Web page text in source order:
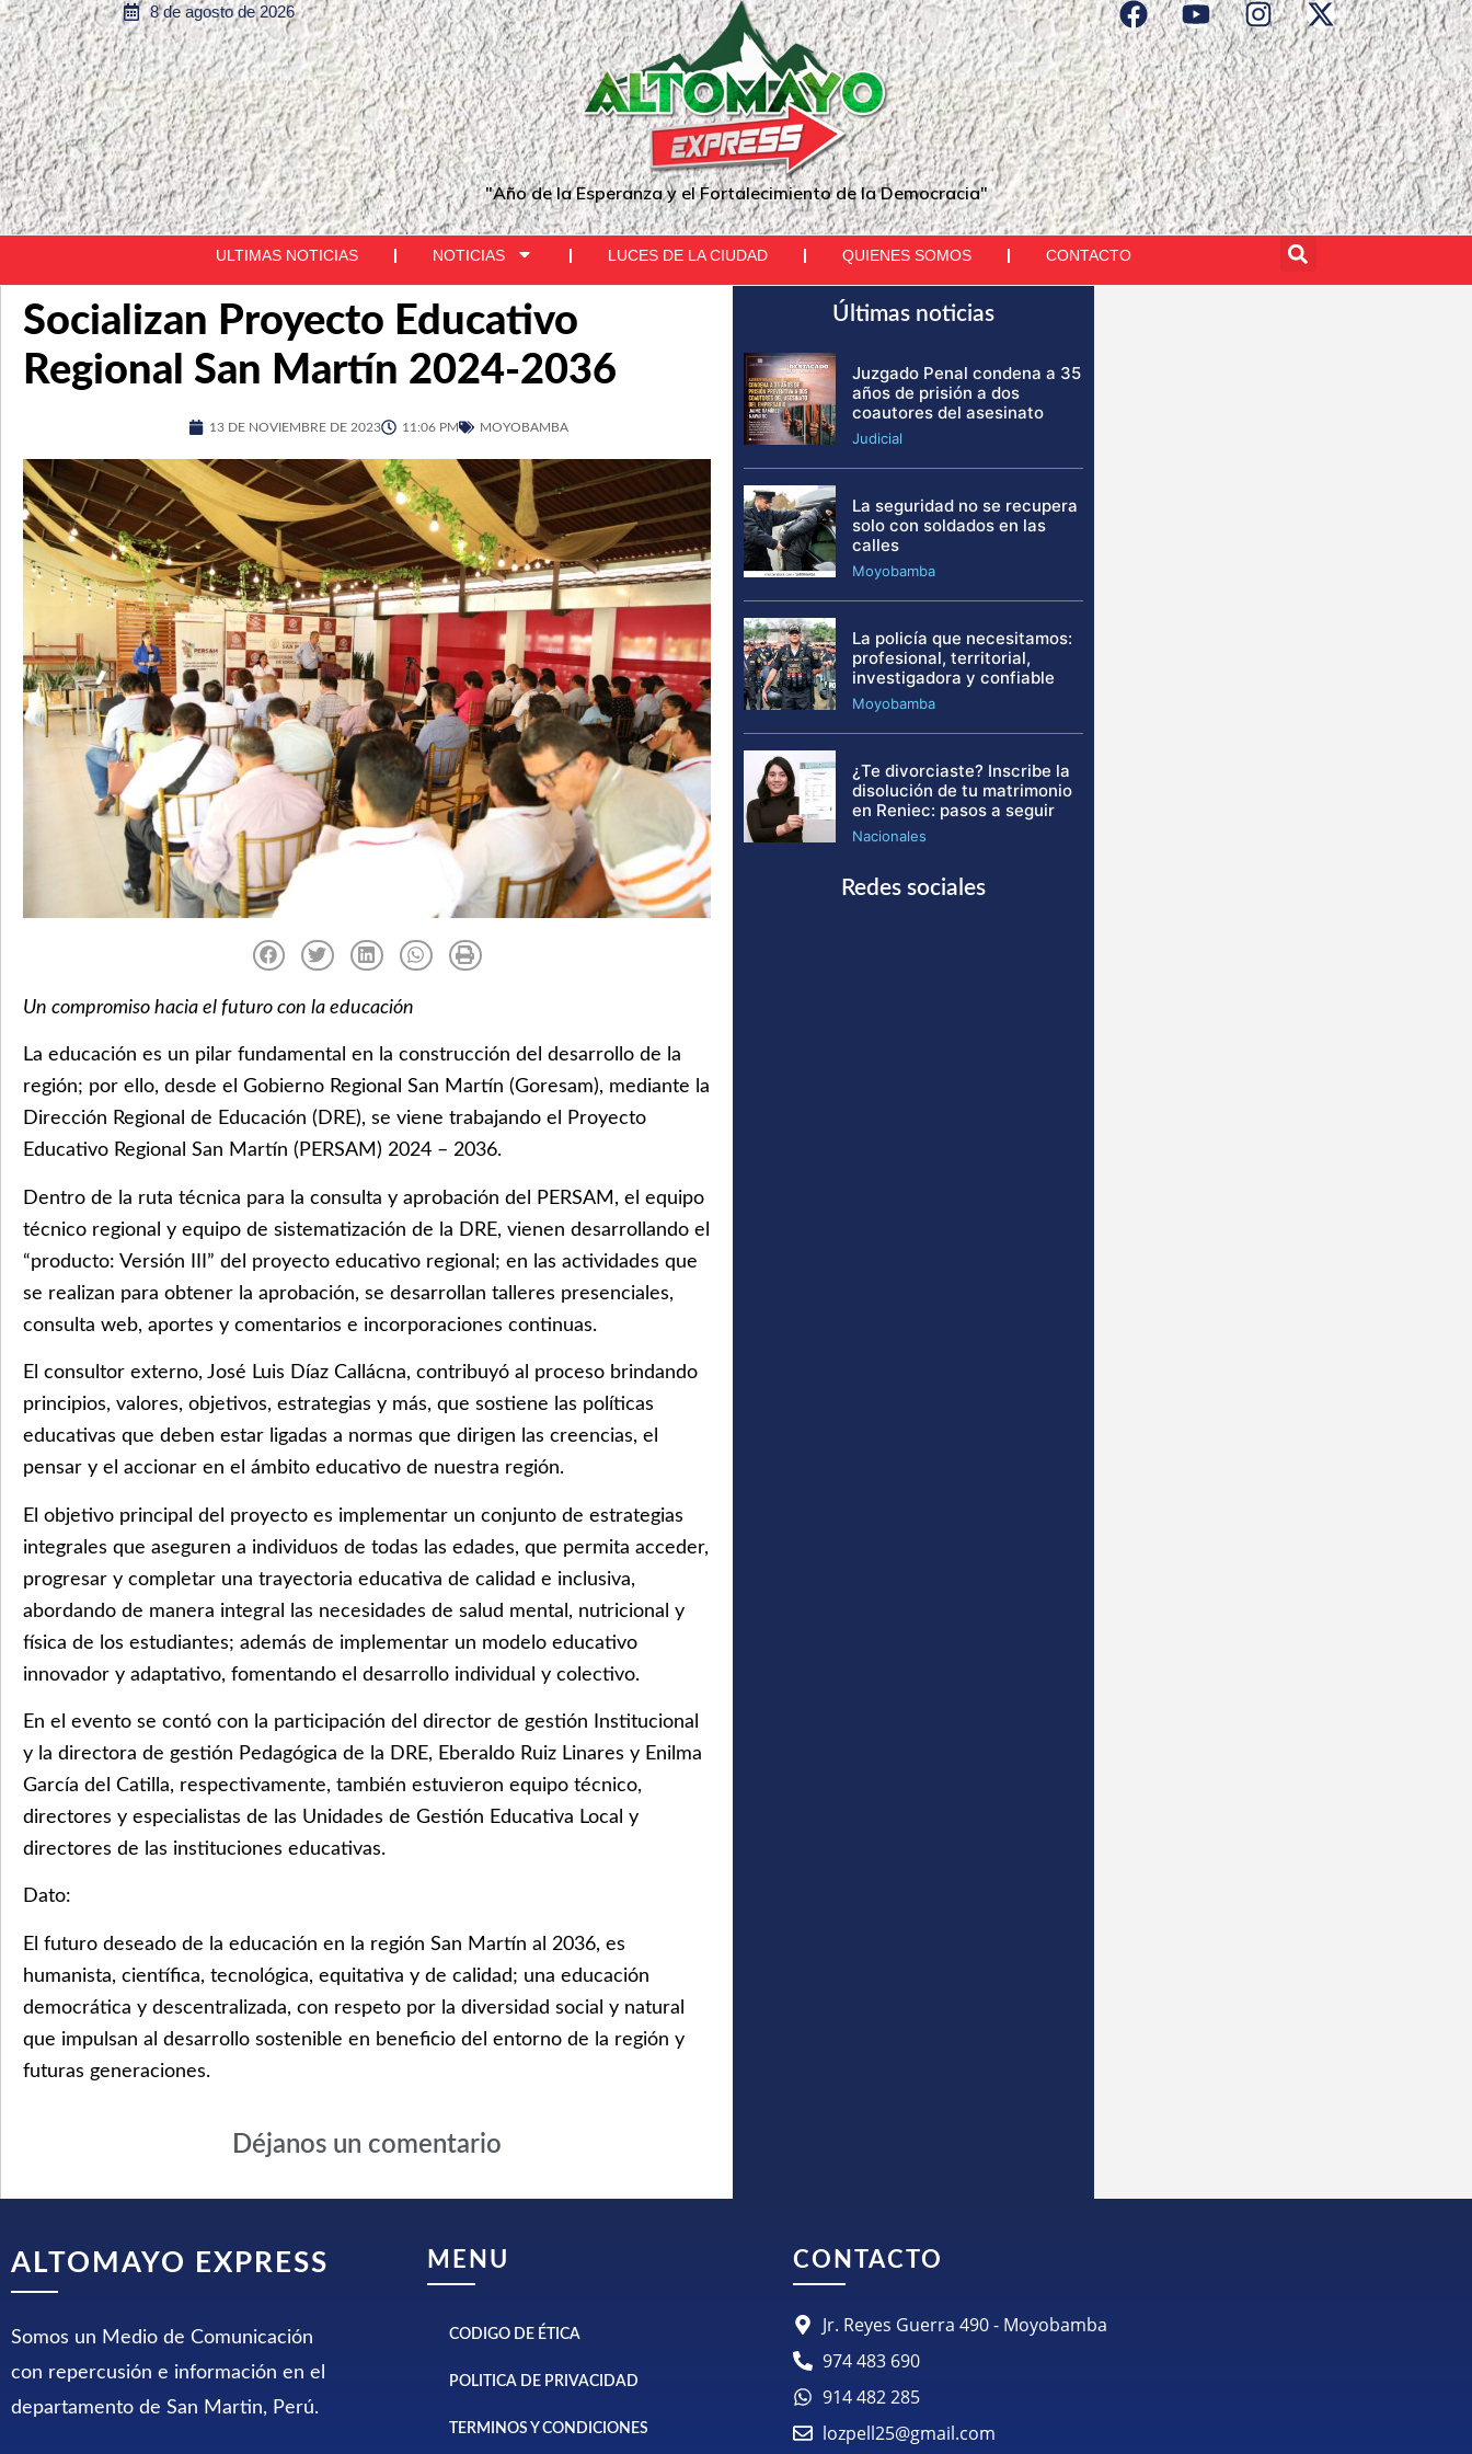
8 de agosto de 2026
"Año de la Esperanza y el Fortalecimiento de la Democracia"
ULTIMAS NOTICIAS NOTICIAS LUCES DE LA CIUDAD QUIENES SOMOS CONTACTO
Socializan Proyecto Educativo
Regional San Martín 2024-2036
13 DE NOVIEMBRE DE 2023 11:06 PM MOYOBAMBA
Un compromiso hacia el futuro con la educación
La educación es un pilar fundamental en la construcción del desarrollo de la
región; por ello, desde el Gobierno Regional San Martín (Goresam), mediante la
Dirección Regional de Educación (DRE), se viene trabajando el Proyecto
Educativo Regional San Martín (PERSAM) 2024 – 2036.
Dentro de la ruta técnica para la consulta y aprobación del PERSAM, el equipo
técnico regional y equipo de sistematización de la DRE, vienen desarrollando el
“producto: Versión III” del proyecto educativo regional; en las actividades que
se realizan para obtener la aprobación, se desarrollan talleres presenciales,
consulta web, aportes y comentarios e incorporaciones continuas.
El consultor externo, José Luis Díaz Callácna, contribuyó al proceso brindando
principios, valores, objetivos, estrategias y más, que sostiene las políticas
educativas que deben estar ligadas a normas que dirigen las creencias, el
pensar y el accionar en el ámbito educativo de nuestra región.
El objetivo principal del proyecto es implementar un conjunto de estrategias
integrales que aseguren a individuos de todas las edades, que permita acceder,
progresar y completar una trayectoria educativa de calidad e inclusiva,
abordando de manera integral las necesidades de salud mental, nutricional y
física de los estudiantes; además de implementar un modelo educativo
innovador y adaptativo, fomentando el desarrollo individual y colectivo.
En el evento se contó con la participación del director de gestión Institucional
y la directora de gestión Pedagógica de la DRE, Eberaldo Ruiz Linares y Enilma
García del Catilla, respectivamente, también estuvieron equipo técnico,
directores y especialistas de las Unidades de Gestión Educativa Local y
directores de las instituciones educativas.
Dato:
El futuro deseado de la educación en la región San Martín al 2036, es
humanista, científica, tecnológica, equitativa y de calidad; una educación
democrática y descentralizada, con respeto por la diversidad social y natural
que impulsan al desarrollo sostenible en beneficio del entorno de la región y
futuras generaciones.
Déjanos un comentario
Últimas noticias
Juzgado Penal condena a 35
años de prisión a dos
coautores del asesinato
Judicial
La seguridad no se recupera
solo con soldados en las
calles
Moyobamba
La policía que necesitamos:
profesional, territorial,
investigadora y confiable
Moyobamba
¿Te divorciaste? Inscribe la
disolución de tu matrimonio
en Reniec: pasos a seguir
Nacionales
Redes sociales
ALTOMAYO EXPRESS
Somos un Medio de Comunicación
con repercusión e información en el
departamento de San Martin, Perú.
MENU
CODIGO DE ÉTICA
POLITICA DE PRIVACIDAD
TERMINOS Y CONDICIONES
CONTACTO
Jr. Reyes Guerra 490 - Moyobamba
974 483 690
914 482 285
lozpell25@gmail.com